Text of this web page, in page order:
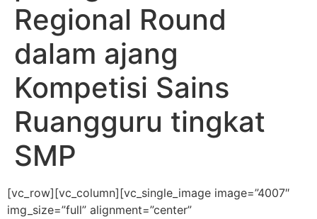
Regional Round
dalam ajang
Kompetisi Sains
Ruangguru tingkat
SMP
[vc_row][vc_column][vc_single_image image=”4007″
img_size=”full” alignment=”center”